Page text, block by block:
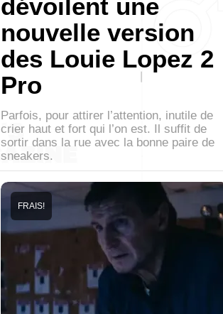
dévoilent une
nouvelle version
des Louie Lopez 2
Pro
Parfois, pour attirer l’attention, inutile de
crier haut et fort qui l’on est. Il suffit de
sortir dans la rue avec la bonne paire de
sneakers.
FRAIS!